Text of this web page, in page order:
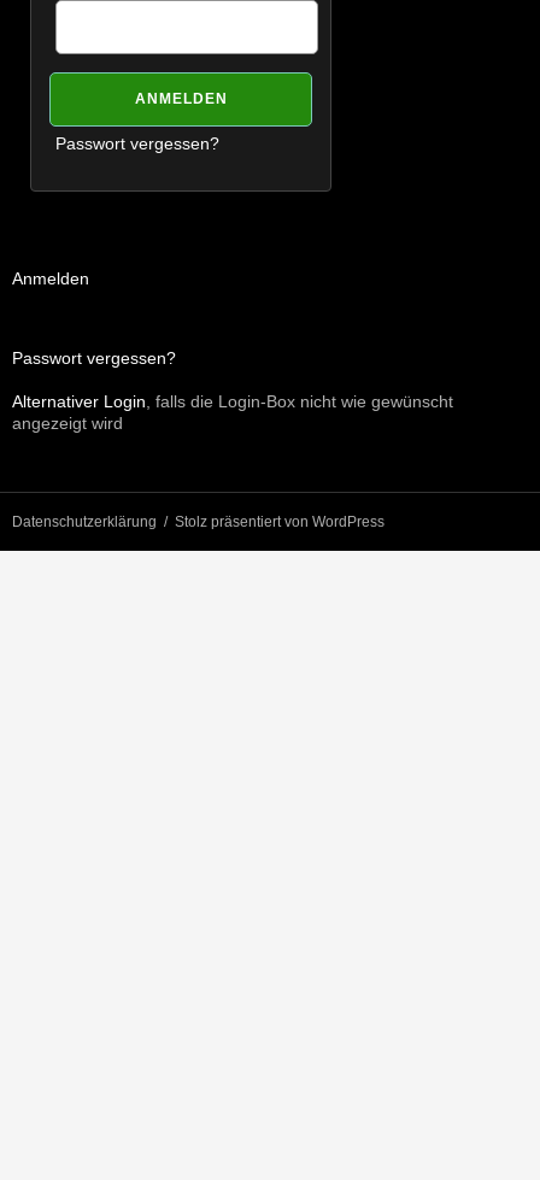
Passwort vergessen?
Anmelden
Passwort vergessen?
Alternativer Login , falls die Login-Box nicht wie gewünscht
angezeigt wird
Datenschutzerklärung Stolz präsentiert von WordPress